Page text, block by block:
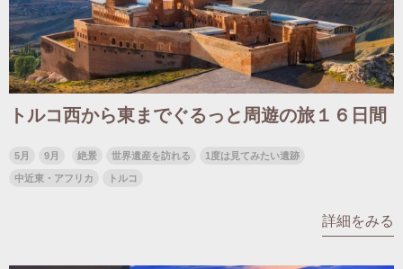
トルコ西から東までぐるっと周遊の旅１６日間
5月 9月 絶景 世界遺産を訪れる 1度は見てみたい遺跡
中近東・アフリカ トルコ
詳細をみる